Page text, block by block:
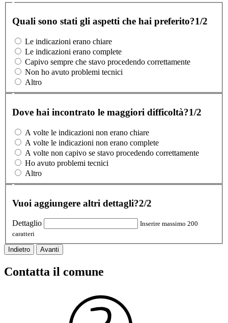
Quali sono stati gli aspetti che hai preferito?1/2
Le indicazioni erano chiare
Le indicazioni erano complete
Capivo sempre che stavo procedendo correttamente
Non ho avuto problemi tecnici
Altro
Dove hai incontrato le maggiori difficoltà?1/2
A volte le indicazioni non erano chiare
A volte le indicazioni non erano complete
A volte non capivo se stavo procedendo correttamente
Ho avuto problemi tecnici
Altro
Vuoi aggiungere altri dettagli?2/2
Dettaglio
Inserire massimo 200
caratteri
Indietro Avanti
Contatta il comune